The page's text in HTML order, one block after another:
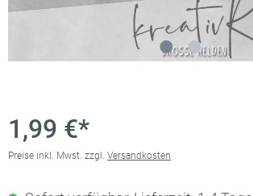
1,99 €*
Preise inkl. Mwst. zzgl. Versandkosten